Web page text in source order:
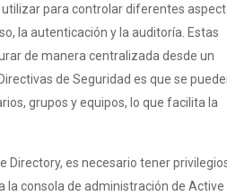
para controlar diferentes
la autenticación y la auditoría. Estas
de manera centralizada desde un
de Seguridad es que se
grupos y equipos, lo que facilita la
Directory, es necesario tener
la consola de administración de Active